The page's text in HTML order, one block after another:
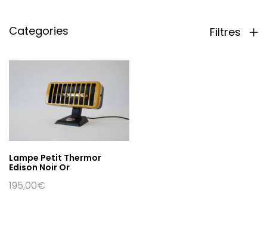
Categories Filtres
Lampe Petit Thermor
Edison Noir Or
195,00€